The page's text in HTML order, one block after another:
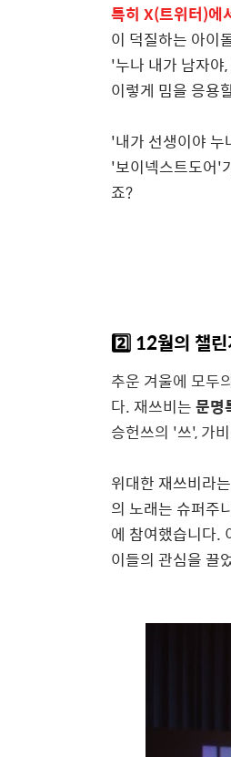
특히 X(트위터)에
이 덕질하는 아이
'누나 내가 남자야
이렇게 밈을 응용
'내가 선생이야 누
'보이넥스트도어'
죠?
2️⃣ 12월의 챌
추운 겨울에 모두
다. 재쓰비는문명
승헌쓰의 '쓰', 가
위대한 재쓰비라
의 노래는 슈퍼주
에 참여했습니다.
이들의 관심을 끌